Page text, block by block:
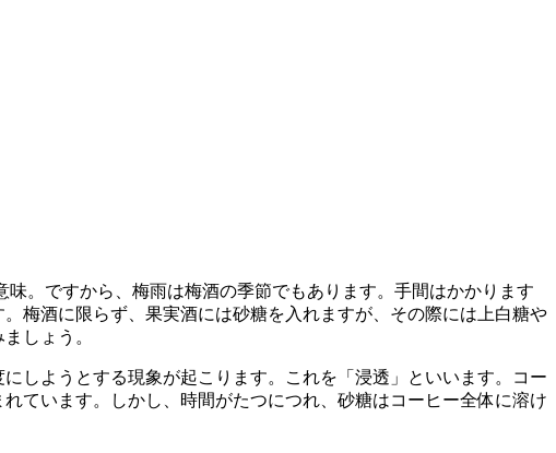
。ですから、梅雨は梅酒の季節でもあります。手間はかかります
梅酒に限らず、果実酒には砂糖を入れますが、その際には上白糖や
しょう。
しようとする現象が起こります。これを「浸透」といいます。コー
ています。しかし、時間がたつにつれ、砂糖はコーヒー全体に溶け